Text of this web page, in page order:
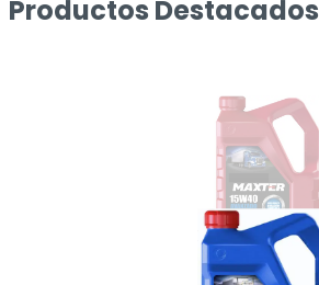
Productos Destacados